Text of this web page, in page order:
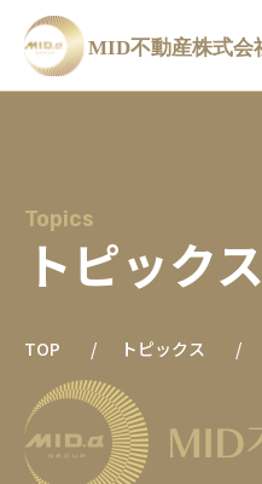
Topics
トピックス
TOP トピックス